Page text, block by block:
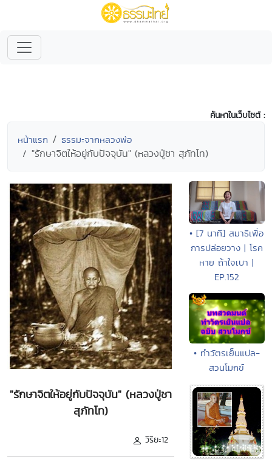
ค้นหาในเว็บไซต์ :
หน้าแรก ธรรมะจากหลวงพ่อ
"รักษาจิตให้อยู่กับปัจจุบัน" (หลวงปู่ชา สุภัทโท)
"รักษาจิตให้อยู่กับปัจจุบัน" (หลวงปู่ชา
สุภัทโท)
วิริยะ12
• [7 นาที] สมาธิเพื่อ
การปล่อยวาง | โรค
หาย ถ้าใจเบา |
EP.152
• ทำวัตรเย็นแปล-
สวนโมกข์